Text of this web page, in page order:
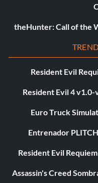
theHunter: Call of the
Resident Evil
Resident Evil 4
Euro Truck
Entrenador
Resident Evil
Assassin's Creed